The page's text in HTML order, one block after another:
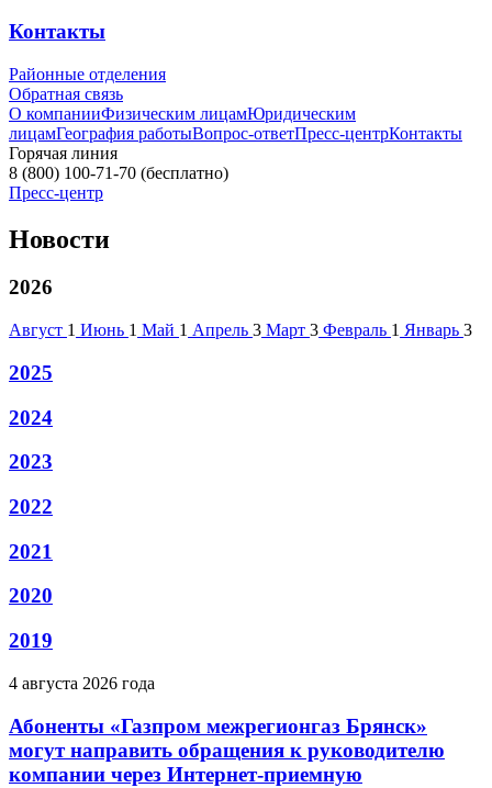
Контакты
Районные отделения
Обратная связь
О компанииФизическим лицамЮридическим
лицамГеография работыВопрос-ответПресс-центрКонтакты
Горячая линия
8 (800) 100-71-70 (бесплатно)
Пресс-центр
Новости
2026
Август 1 Июнь 1 Май 1 Апрель 3 Март 3 Февраль 1 Январь 3
2025
2024
2023
2022
2021
2020
2019
4 августа 2026 года
Абоненты «Газпром межрегионгаз Брянск»
могут направить обращения к руководителю
компании через Интернет-приемную